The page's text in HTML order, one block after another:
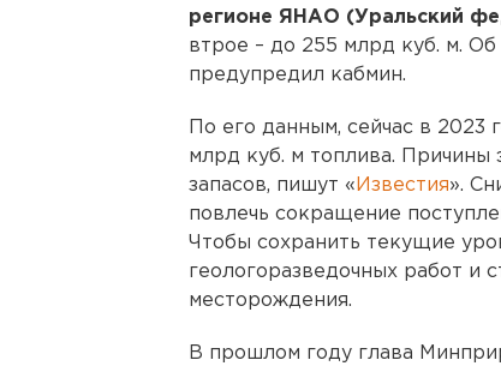
регионе ЯНАО (Уральский
втрое – до 255 млрд куб. м.
предупредил кабмин.
По его данным, сейчас в 2023
млрд куб. м топлива. Причины
запасов, пишут « Известия».
повлечь сокращение
Чтобы сохранить текущие
геологоразведочных работ и
месторождения.
В прошлом году глава